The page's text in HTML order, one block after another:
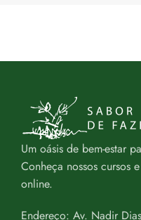
Um oásis de bem-estar
Conheça nossos cursos
online.
Endereço: Av. Nadir